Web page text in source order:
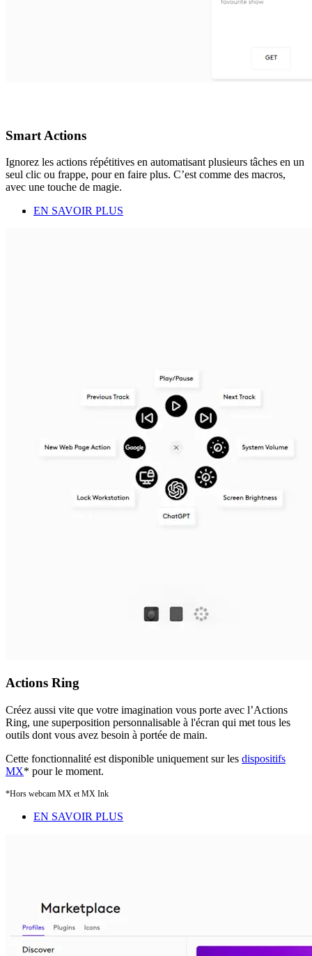
Smart Actions
Ignorez les actions répétitives en automatisant plusieurs tâches en un
seul clic ou frappe, pour en faire plus. C’est comme des macros,
avec une touche de magie.
EN SAVOIR PLUS
Actions Ring
Créez aussi vite que votre imagination vous porte avec l’Actions
Ring, une superposition personnalisable à l'écran qui met tous les
outils dont vous avez besoin à portée de main.
Cette fonctionnalité est disponible uniquement sur les dispositifs
MX* pour le moment.
*Hors webcam MX et MX Ink
EN SAVOIR PLUS